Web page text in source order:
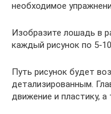
необходимое
Изобразите лошадь в
каждый рисунок по 5-
Путь рисунок будет
детализированным.
движение и пластику,